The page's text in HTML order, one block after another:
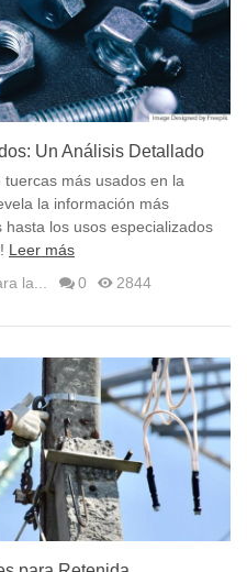
Un Análisis Detallado
más usados en la
la información más
los usos especializados
Leer más
la... 0 2844